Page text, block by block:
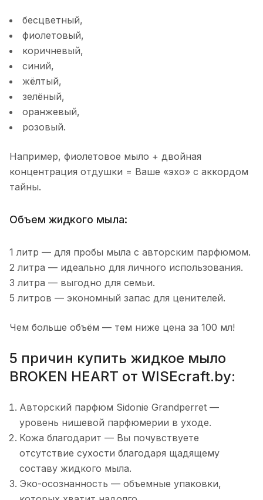
бесцветный,
фиолетовый,
коричневый,
синий,
жёлтый,
зелёный,
оранжевый,
розовый.
Например, фиолетовое мыло + двойная
концентрация отдушки = Ваше «эхо» с аккордом
тайны.
Объем жидкого мыла:
1 литр — для пробы мыла с авторским парфюмом.
2 литра — идеально для личного использования.
3 литра — выгодно для семьи.
5 литров — экономный запас для ценителей.
Чем больше объём — тем ниже цена за 100 мл!
5 причин купить жидкое мыло
BROKEN HEART от WISEcraft.by:
Авторский парфюм Sidonie Grandperret —
уровень нишевой парфюмерии в уходе.
Кожа благодарит — Вы почувствуете
отсутствие сухости благодаря щадящему
составу жидкого мыла.
Эко-осознанность — объемные упаковки,